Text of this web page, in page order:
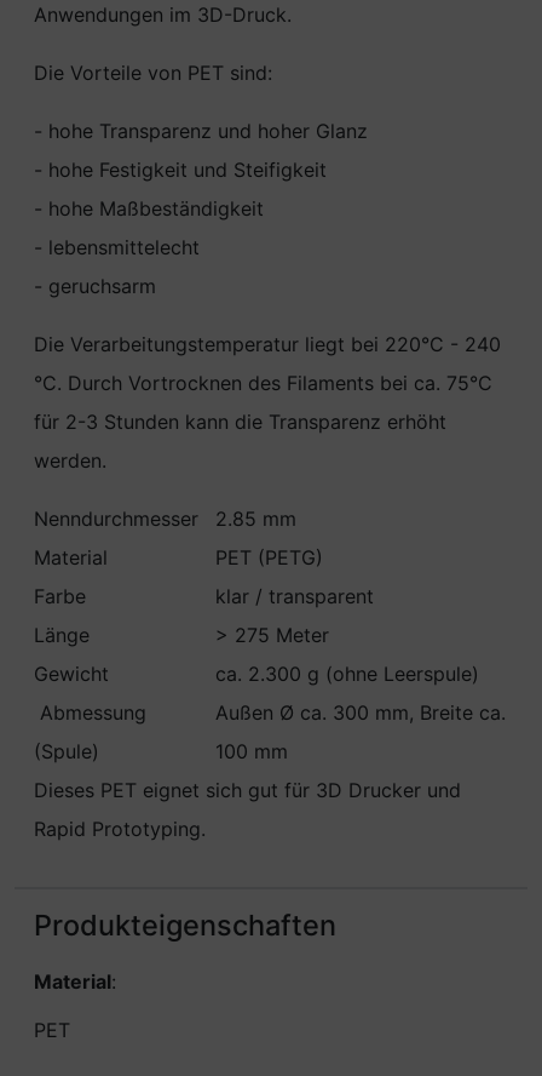
Anwendungen im 3D-Druck.
Die Vorteile von PET sind:
- hohe Transparenz und hoher Glanz
- hohe Festigkeit und Steifigkeit
- hohe Maßbeständigkeit
- lebensmittelecht
- geruchsarm
Die Verarbeitungstemperatur liegt bei 220°C - 240
°C. Durch Vortrocknen des Filaments bei ca. 75°C
für 2-3 Stunden kann die Transparenz erhöht
werden.
Nenndurchmesser
2.85 mm
Material
PET (PETG)
Farbe
klar / transparent
Länge
> 275 Meter
Gewicht
ca. 2.300 g (ohne Leerspule)
Abmessung
(Spule)
Außen Ø ca. 300 mm, Breite ca.
100 mm
Dieses PET eignet sich gut für 3D Drucker und
Rapid Prototyping.
Produkteigenschaften
Material:
PET